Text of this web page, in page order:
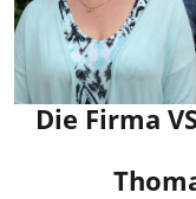
Die Firma